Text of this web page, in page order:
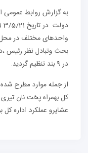
به گزارش روابط عمومی
واحدهای مختلف در
بحث وتبادل نظر رئیس
در 9 بند تنظیم گردید.
از جمله موارد مطرح
کل بهمراه پخت نان
عشایرو عملکرد اداره